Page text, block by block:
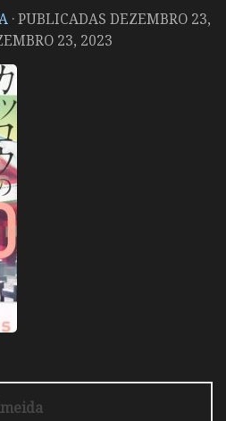
· PUBLICADAS DEZEMBRO 23,
23, 2023